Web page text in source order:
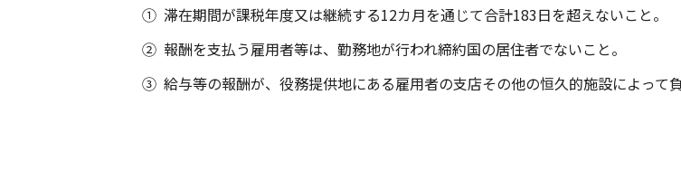
① 滞在期間が課税年度又は継続する12カ月を通じて合計183日を超えないこと。
② 報酬を支払う雇用者等は、勤務地が行われ締約国の居住者でないこと。
③ 給与等の報酬が、役務提供地にある雇用者の支店その他の恒久的施設によって